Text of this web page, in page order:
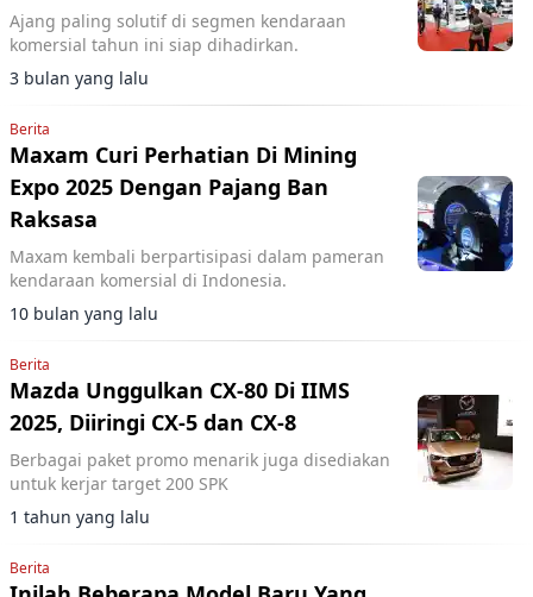
Ajang paling solutif di segmen kendaraan
komersial tahun ini siap dihadirkan.
3 bulan yang lalu
Berita
Maxam Curi Perhatian Di Mining
Expo 2025 Dengan Pajang Ban
Raksasa
Maxam kembali berpartisipasi dalam pameran
kendaraan komersial di Indonesia.
10 bulan yang lalu
Berita
Mazda Unggulkan CX-80 Di IIMS
2025, Diiringi CX-5 dan CX-8
Berbagai paket promo menarik juga disediakan
untuk kerjar target 200 SPK
1 tahun yang lalu
Berita